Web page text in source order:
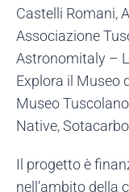
Castelli Romani,
Associazione
Astronomitaly –
Explora il Museo
Museo
Native,
Il progetto è
nell’ambito della